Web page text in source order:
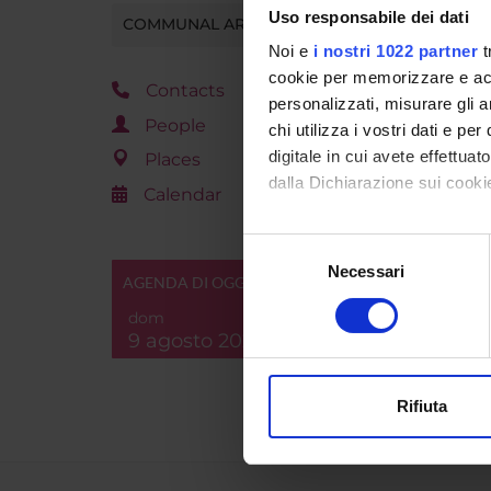
Uso responsabile dei dati
Noi e i nostri 1022 partner
cookie per memorizzare e
personalizzati, misurare gli
chi utilizza i vostri dati e per
digitale in cui avete
dalla Dichiarazione sui
Con il tuo consenso,
raccogliere
digitali).
modificare o ritirare il tuo
Necessari
Rifiuta
COMMUNAL AREA
Contacts
People
Places
Calendar
AGENDA DI OGGI
dom
9 agosto 2026
Foto